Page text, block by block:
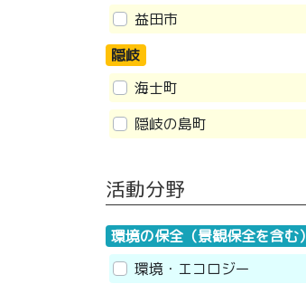
益田市
隠岐
海士町
隠岐の島町
活動分野
環境の保全（景観保全を含む）
環境・エコロジー